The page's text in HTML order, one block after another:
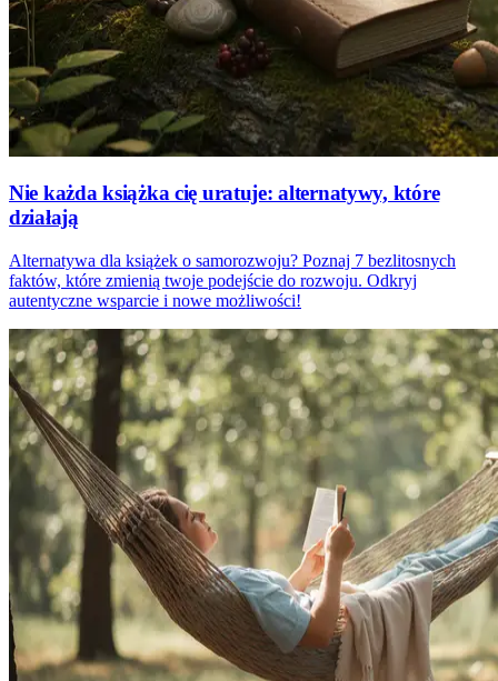
Nie każda książka cię uratuje: alternatywy, które
działają
Alternatywa dla książek o samorozwoju? Poznaj 7 bezlitosnych
faktów, które zmienią twoje podejście do rozwoju. Odkryj
autentyczne wsparcie i nowe możliwości!